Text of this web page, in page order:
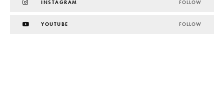
INSTAGRAM FOLLOW
YOUTUBE FOLLOW